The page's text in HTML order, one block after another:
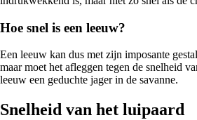
Hoe snel is een leeuw?
Een leeuw kan dus met zijn imposante
maar moet het afleggen tegen de snelheid
leeuw een geduchte jager in de savanne.
Snelheid van het luipaard